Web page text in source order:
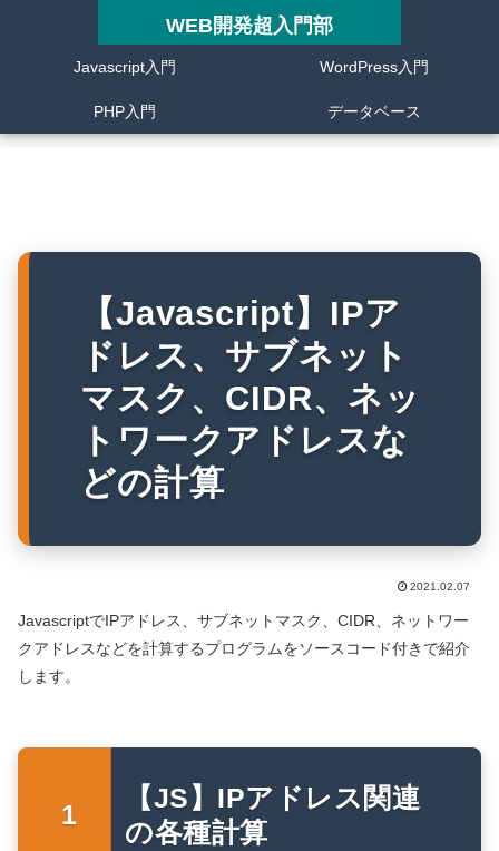
WEB開発超入門部
Javascript入門 WordPress入門
PHP入門 データベース
【Javascript】IPア
ドレス、サブネット
マスク、CIDR、ネッ
トワークアドレスな
どの計算
2021.02.07
JavascriptでIPアドレス、サブネットマスク、CIDR、ネットワー
クアドレスなどを計算するプログラムをソースコード付きで紹介
します。
【JS】IPアドレス関連
の各種計算